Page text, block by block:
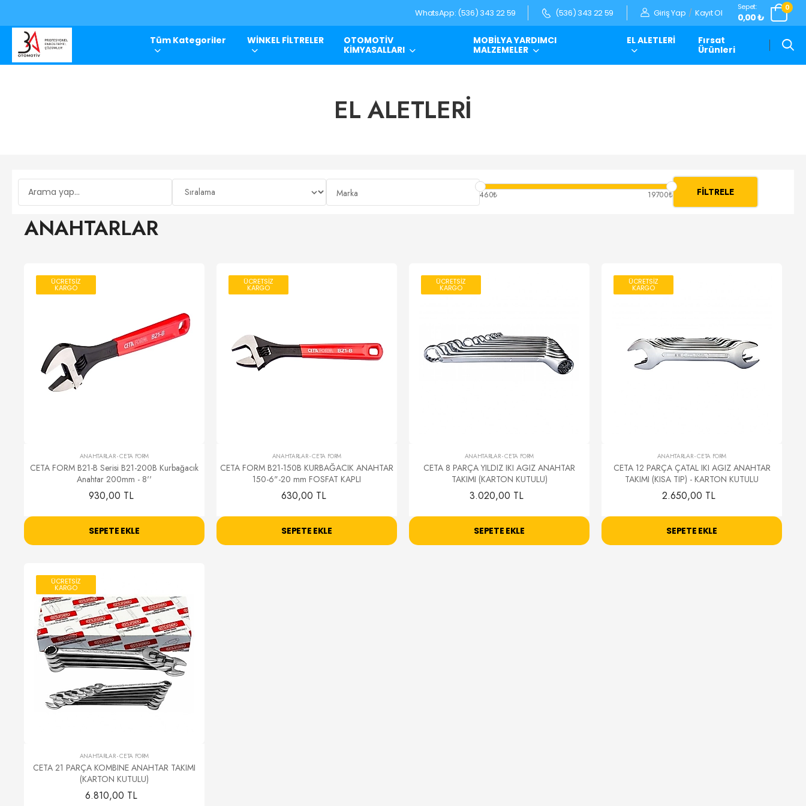
WhatsApp: (536) 343 22 59 (536) 343 22 59 Giriş Yap / Kayıt Ol
Sepet:
0,00 ₺
0
Tüm Kategoriler WİNKEL FİLTRELER
OTOMOTİV
KİMYASALLARI
MOBİLYA YARDIMCI
MALZEMELER
EL ALETLERİ
Fırsat
Ürünleri
EL ALETLERİ
460₺ 19700₺ FILTRELE
ANAHTARLAR
ÜCRETSİZ
KARGO
ANAHTARLAR-CETA FORM
CETA FORM B21-B Serisi B21-200B Kurbağacık
Anahtar 200mm - 8''
930,00 TL
SEPETE EKLE
ÜCRETSİZ
KARGO
ANAHTARLAR-CETA FORM
CETA FORM B21-150B KURBAĞACIK ANAHTAR
150-6"-20 mm FOSFAT KAPLI
630,00 TL
SEPETE EKLE
ÜCRETSİZ
KARGO
ANAHTARLAR-CETA FORM
CETA 8 PARÇA YILDIZ IKI AGIZ ANAHTAR
TAKIMI (KARTON KUTULU)
3.020,00 TL
SEPETE EKLE
ÜCRETSİZ
KARGO
ANAHTARLAR-CETA FORM
CETA 12 PARÇA ÇATAL IKI AGIZ ANAHTAR
TAKIMI (KISA TIP) - KARTON KUTULU
2.650,00 TL
SEPETE EKLE
ÜCRETSİZ
KARGO
ANAHTARLAR-CETA FORM
CETA 21 PARÇA KOMBINE ANAHTAR TAKIMI
(KARTON KUTULU)
6.810,00 TL